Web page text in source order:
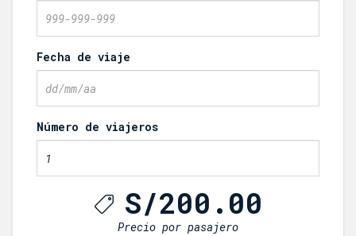
Fecha de viaje
Número de viajeros
S/200.00
Precio por pasajero